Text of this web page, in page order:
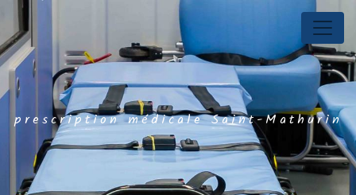
Panneau de gestion des cookies
prescription médicale Saint-Mathurin